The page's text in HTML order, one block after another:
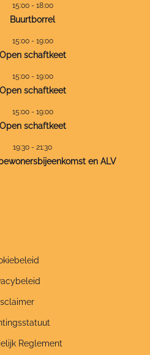
15:00- 18:00
Buurtborrel
15:00- 19:00
Open schaftkeet
15:00- 19:00
Open schaftkeet
15:00- 19:00
Open schaftkeet
19:30 - 21:30
en ALV
Reglement